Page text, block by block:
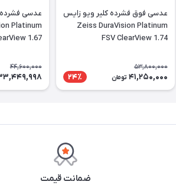
عدسی فوق فشرده کلیر ویو زایس
Zeiss DuraVision Platinum
FSV ClearView 1.74
53,800,000
41,250,000 تومان 24٪
عدسی فشرده
Platinum
1.67
44,600,000
ضمانت قیمت